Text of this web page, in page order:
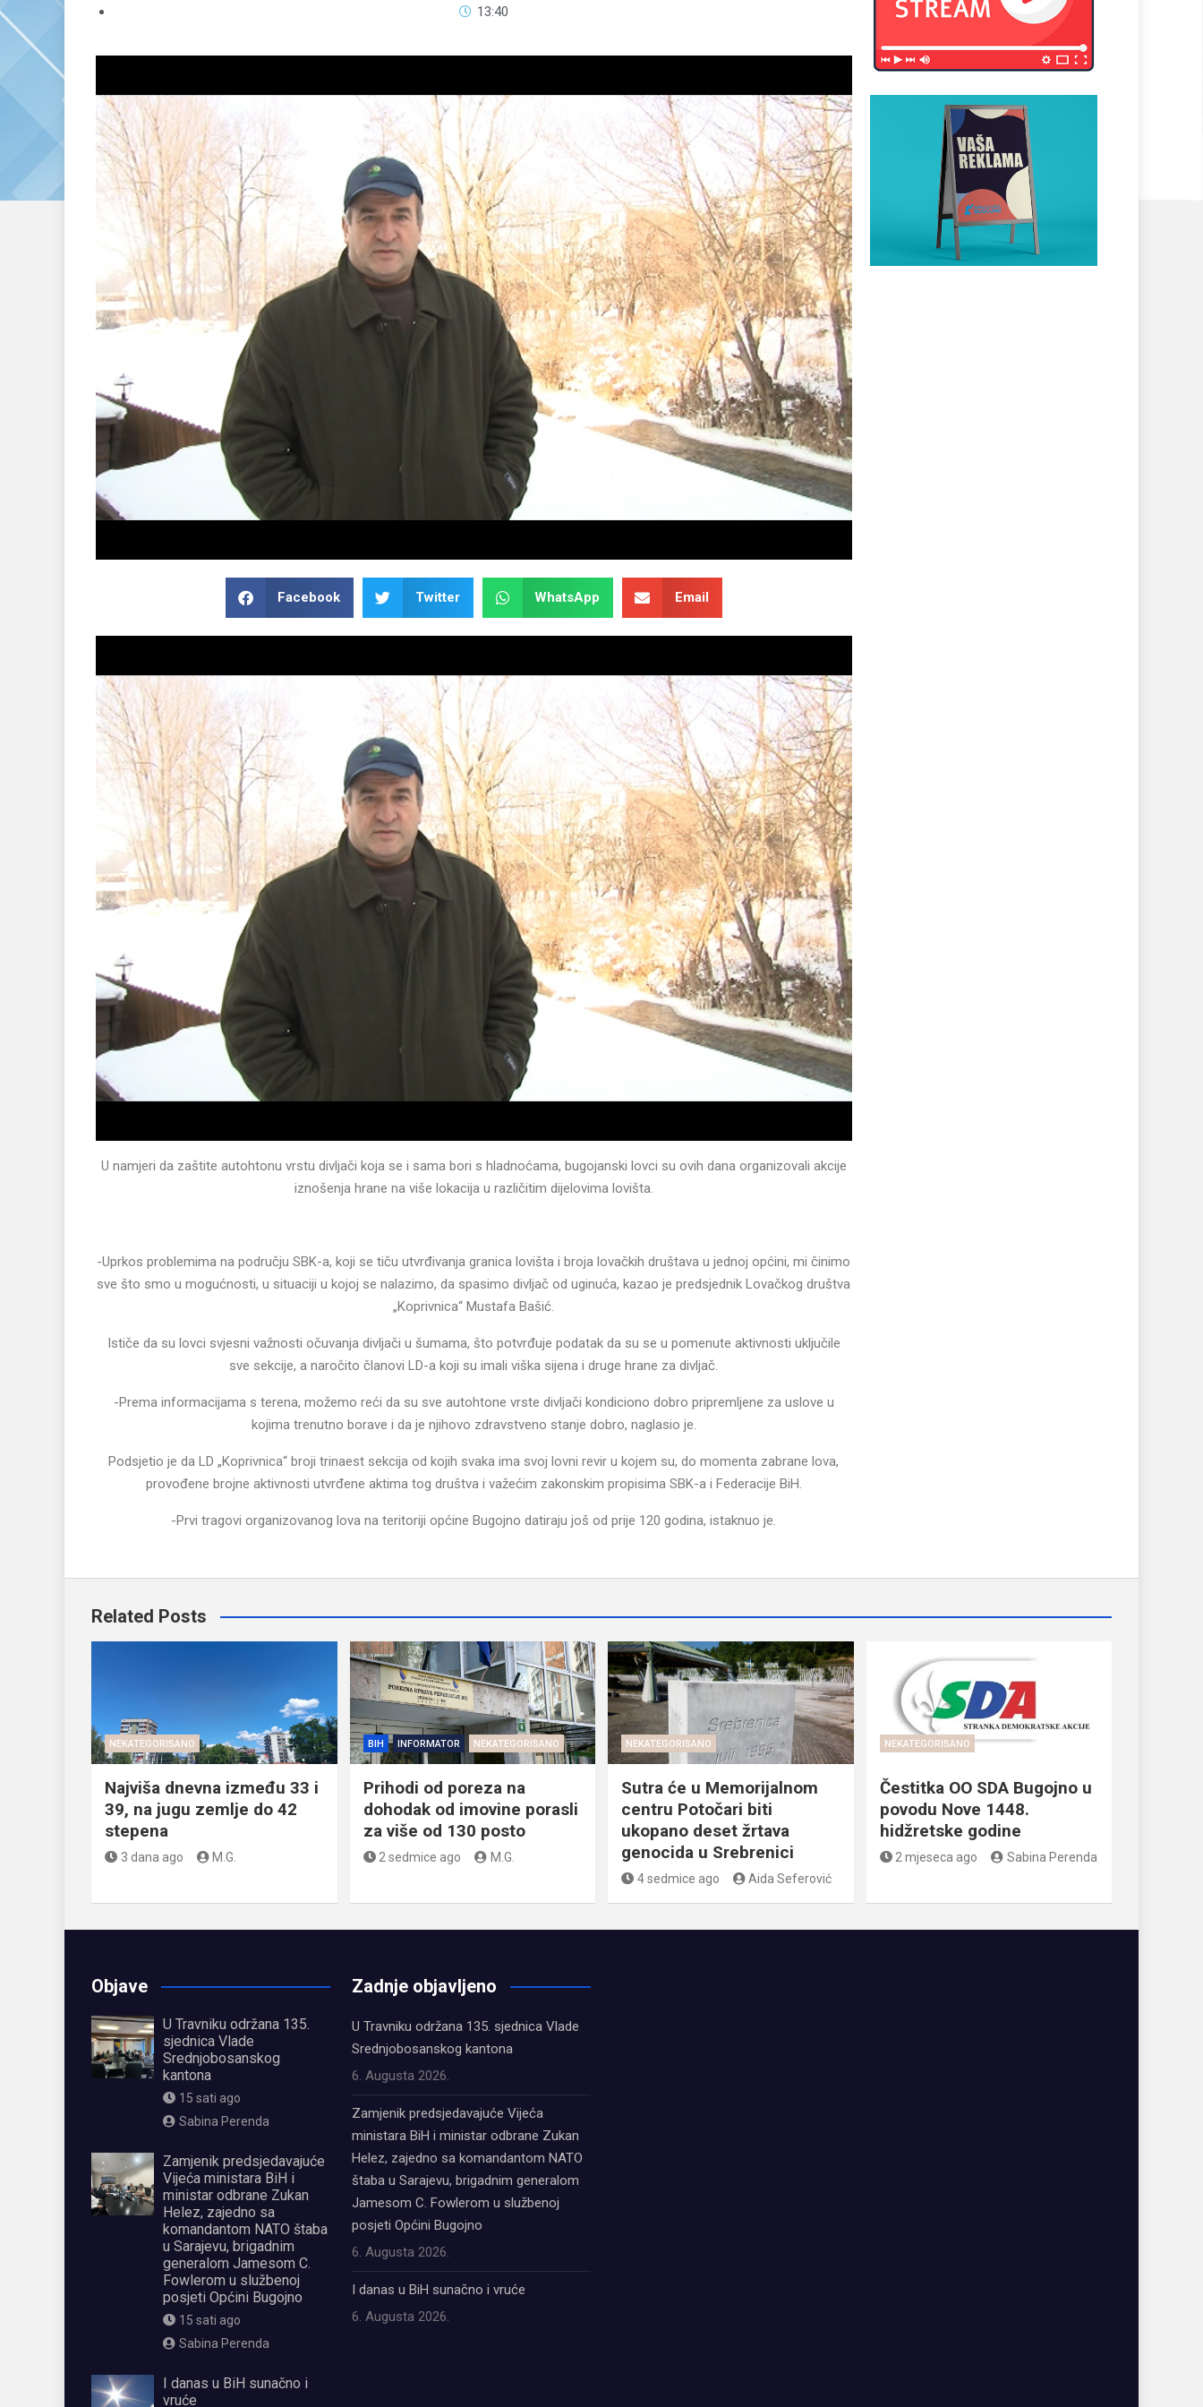
13:40
Facebook Twitter WhatsApp Email
U namjeri da zaštite autohtonu vrstu divljači koja se i sama bori s hladnoćama, bugojanski lovci su ovih dana organizovali akcije
iznošenja hrane na više lokacija u različitim dijelovima lovišta.
-Uprkos problemima na području SBK-a, koji se tiču utvrđivanja granica lovišta i broja lovačkih društava u jednoj općini, mi činimo
sve što smo u mogućnosti, u situaciji u kojoj se nalazimo, da spasimo divljač od uginuća, kazao je predsjednik Lovačkog društva
„Koprivnica“ Mustafa Bašić.
Ističe da su lovci svjesni važnosti očuvanja divljači u šumama, što potvrđuje podatak da su se u pomenute aktivnosti uključile
sve sekcije, a naročito članovi LD-a koji su imali viška sijena i druge hrane za divljač.
-Prema informacijama s terena, možemo reći da su sve autohtone vrste divljači kondiciono dobro pripremljene za uslove u
kojima trenutno borave i da je njihovo zdravstveno stanje dobro, naglasio je.
Podsjetio je da LD „Koprivnica“ broji trinaest sekcija od kojih svaka ima svoj lovni revir u kojem su, do momenta zabrane lova,
provođene brojne aktivnosti utvrđene aktima tog društva i važećim zakonskim propisima SBK-a i Federacije BiH.
-Prvi tragovi organizovanog lova na teritoriji općine Bugojno datiraju još od prije 120 godina, istaknuo je.
Related Posts
NEKATEGORISANO
Najviša dnevna između 33 i
39, na jugu zemlje do 42
stepena
3 dana ago M.G.
BIH INFORMATOR NEKATEGORISANO
Prihodi od poreza na
dohodak od imovine porasli
za više od 130 posto
2 sedmice ago M.G.
NEKATEGORISANO
Sutra će u Memorijalnom
centru Potočari biti
ukopano deset žrtava
genocida u Srebrenici
4 sedmice ago Aida Seferović
NEKATEGORISANO
Čestitka OO SDA Bugojno u
povodu Nove 1448.
hidžretske godine
2 mjeseca ago Sabina Perenda
Objave
U Travniku održana 135.
sjednica Vlade
Srednjobosanskog
kantona
15 sati ago
Sabina Perenda
Zamjenik predsjedavajuće
Vijeća ministara BiH i
ministar odbrane Zukan
Helez, zajedno sa
komandantom NATO štaba
u Sarajevu, brigadnim
generalom Jamesom C.
Fowlerom u službenoj
posjeti Općini Bugojno
15 sati ago
Sabina Perenda
I danas u BiH sunačno i
vruće
Zadnje objavljeno
U Travniku održana 135. sjednica Vlade
Srednjobosanskog kantona
6. Augusta 2026.
Zamjenik predsjedavajuće Vijeća
ministara BiH i ministar odbrane Zukan
Helez, zajedno sa komandantom NATO
štaba u Sarajevu, brigadnim generalom
Jamesom C. Fowlerom u službenoj
posjeti Općini Bugojno
6. Augusta 2026.
I danas u BiH sunačno i vruće
6. Augusta 2026.